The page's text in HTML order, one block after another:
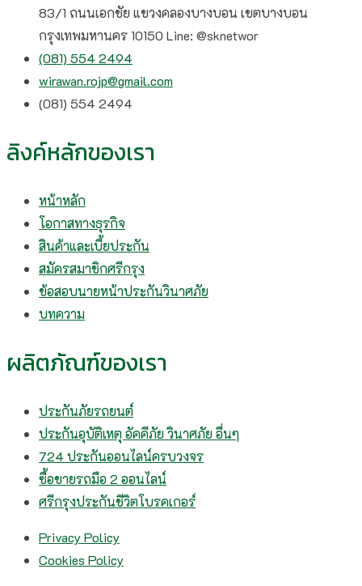
83/1 ถนนเอกชัย แขวงคลองบางบอน เขตบางบอน
กรุงเทพมหานคร 10150 Line: @sknetwor
(081) 554 2494​
wirawan.rojp@gmail.com
(081) 554 2494​
ลิงค์หลักของเรา
หน้าหลัก
โอกาสทางธุรกิจ
สินค้าและเบี้ยประกัน
สมัครสมาชิกศรีกรุง
ข้อสอบนายหน้าประกันวินาศภัย
บทความ
ผลิตภัณฑ์ของเรา
ประกันภัยรถยนต์
ประกันอุบัติเหตุ อัคคีภัย วินาศภัย อื่นๆ
724 ประกันออนไลน์ครบวงจร
ซื้อขายรถมือ 2 ออนไลน์
ศรีกรุงประกันชีวิตโบรคเกอร์
Privacy Policy
Cookies Policy